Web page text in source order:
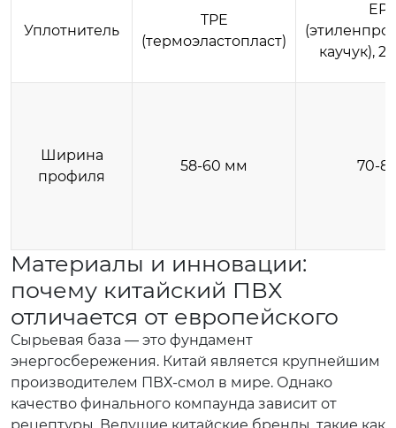
Уплотнитель
TPE
(термоэластопласт)
каучук),
Ширина
профиля
58-60 мм 70-
Материалы и инновации:
почему китайский ПВХ
отличается от европейского
Сырьевая база — это фундамент
энергосбережения. Китай является крупнейшим
производителем ПВХ-смол в мире. Однако
качество финального компаунда зависит от